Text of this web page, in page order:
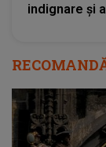
indignare și